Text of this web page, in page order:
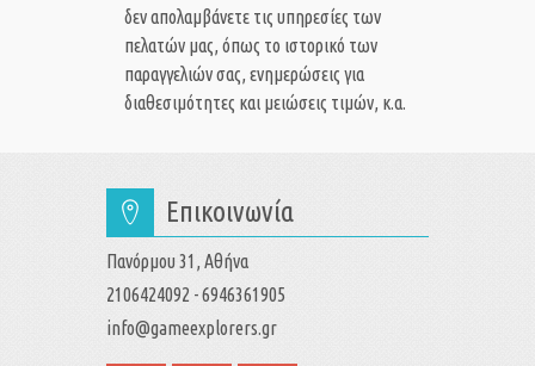
δεν απολαμβάνετε τις υπηρεσίες των
πελατών μας, όπως το ιστορικό των
παραγγελιών σας, ενημερώσεις για
διαθεσιμότητες και μειώσεις τιμών, κ.α.
Επικοινωνία
Πανόρμου 31, Αθήνα
2106424092 - 6946361905
info@gameexplorers.gr